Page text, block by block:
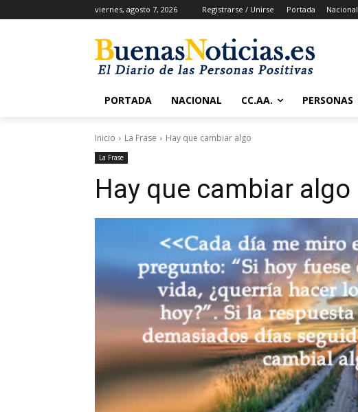
viernes, agosto 7, 2026 Registrarse / Unirse Portada Nacional
PORTADA NACIONAL CC.AA. PERSONAS
Inicio La Frase Hay que cambiar algo
La Frase
Hay que cambiar algo